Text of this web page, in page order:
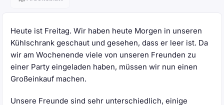
Heute ist Freitag. Wir haben heute Morgen in unseren
Kühlschrank geschaut und gesehen, dass er leer ist. Da
wir am Wochenende viele von unseren Freunden zu
einer Party eingeladen haben, müssen wir nun einen
Großeinkauf machen.
Unsere Freunde sind sehr unterschiedlich, einige